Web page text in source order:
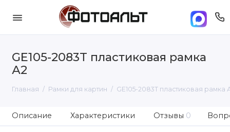
GE105-2083T пластиковая рамка
А2
Главная Рамки для картин GE105-2083T пластиковая рамка
Описание Характеристики Отзывы 0